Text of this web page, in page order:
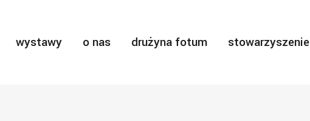
wystawy o nas drużyna fotum stowarzyszenie